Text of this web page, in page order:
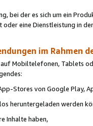
bei der es sich um ein
eine Dienstleistung in
im Rahmen
Mobiltelefonen, Tablets
Stores von Google Play,
heruntergeladen werden
Inhalte haben,